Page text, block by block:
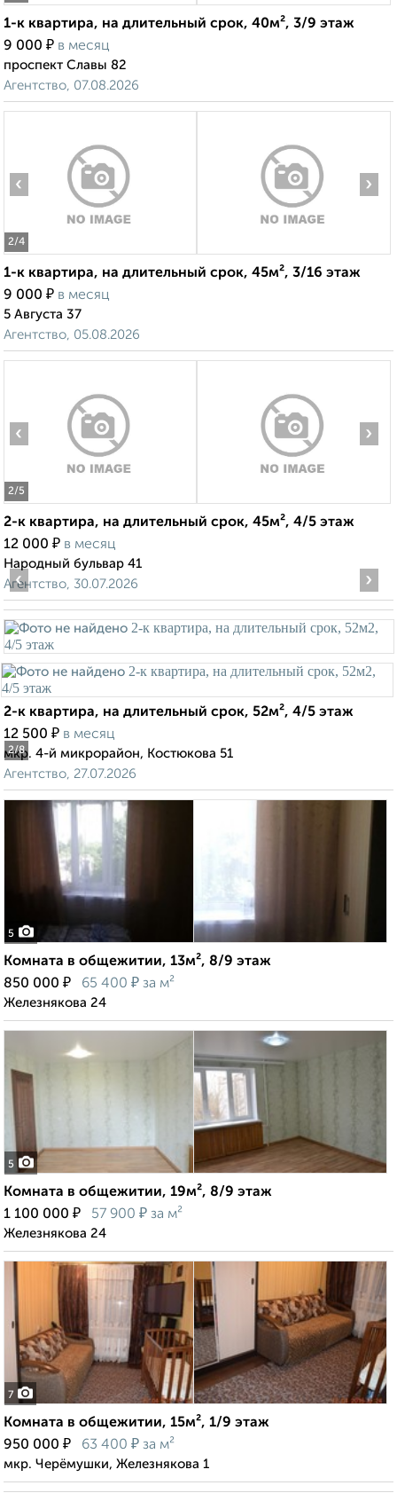
1-к квартира, на длительный срок, 40м², 3/9 этаж
9 000 ₽ в месяц
проспект Славы 82
Агентство, 07.08.2026
2/4
‹ ›
1-к квартира, на длительный срок, 45м², 3/16 этаж
9 000 ₽ в месяц
5 Августа 37
Агентство, 05.08.2026
2/5
‹ ›
2-к квартира, на длительный срок, 45м², 4/5 этаж
12 000 ₽ в месяц
Народный бульвар 41
Агентство, 30.07.2026
2/8
‹ ›
2-к квартира, на длительный срок, 52м², 4/5 этаж
12 500 ₽ в месяц
мкр. 4-й микрорайон, Костюкова 51
Агентство, 27.07.2026
5
Комната в общежитии, 13м², 8/9 этаж
850 000 ₽ 65 400 ₽ за м²
Железнякова 24
5
Комната в общежитии, 19м², 8/9 этаж
1 100 000 ₽ 57 900 ₽ за м²
Железнякова 24
7
Комната в общежитии, 15м², 1/9 этаж
950 000 ₽ 63 400 ₽ за м²
мкр. Черёмушки, Железнякова 1